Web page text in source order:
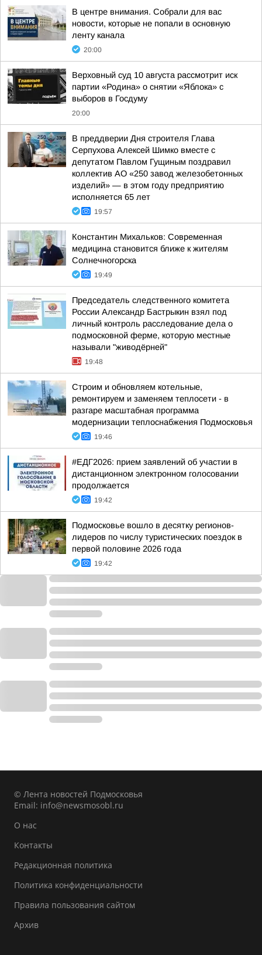
В центре внимания. Собрали для вас
новости, которые не попали в основную
ленту канала
20:00
Верховный суд 10 августа рассмотрит иск
партии «Родина» о снятии «Яблока» с
выборов в Госдуму
20:00
В преддверии Дня строителя Глава
Серпухова Алексей Шимко вместе с
депутатом Павлом Гущиным поздравил
коллектив АО «250 завод железобетонных
изделий» — в этом году предприятию
исполняется 65 лет
19:57
Константин Михальков: Современная
медицина становится ближе к жителям
Солнечногорска
19:49
Председатель следственного комитета
России Александр Бастрыкин взял под
личный контроль расследование дела о
подмосковной ферме, которую местные
называли "живодёрней"
19:48
Строим и обновляем котельные,
ремонтируем и заменяем теплосети - в
разгаре масштабная программа
модернизации теплоснабжения Подмосковья
19:46
#ЕДГ2026: прием заявлений об участии в
дистанционном электронном голосовании
продолжается
19:42
Подмосковье вошло в десятку регионов-
лидеров по числу туристических поездок в
первой половине 2026 года
19:42
© Лента новостей Подмосковья
Email: info@newsmosobl.ru
О нас
Контакты
Редакционная политика
Политика конфиденциальности
Правила пользования сайтом
Архив